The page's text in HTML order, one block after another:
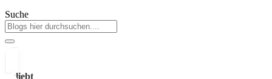
Suche
Beliebt